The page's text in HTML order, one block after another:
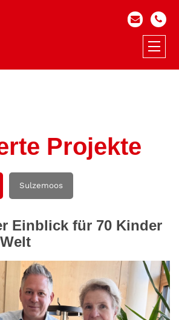
Projekte
Sulzemoos
Einblick für 70 Kinder